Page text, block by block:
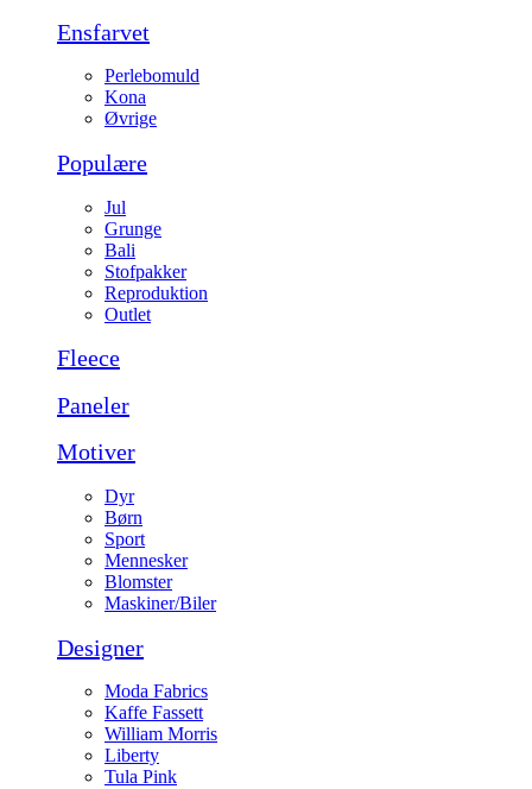
Ensfarvet
Perlebomuld
Kona
Øvrige
Populære
Jul
Grunge
Bali
Stofpakker
Reproduktion
Outlet
Fleece
Paneler
Motiver
Dyr
Børn
Sport
Mennesker
Blomster
Maskiner/Biler
Designer
Moda Fabrics
Kaffe Fassett
William Morris
Liberty
Tula Pink